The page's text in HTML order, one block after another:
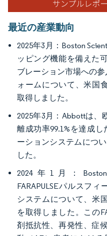
最近の産業動向
2025年3月：Boston
ッピング機能を備えた
ブレーション市場への参
ォームについて、米国
取得しました。
2025年3月：Abbottは、
離成功率99.1%を達成
ーションシステムにつ
した。
2024年1月：Boston
FARAPULSEパルスフィ
システムについて、米
を取得しました。この
剤抵抗性、再発性、症